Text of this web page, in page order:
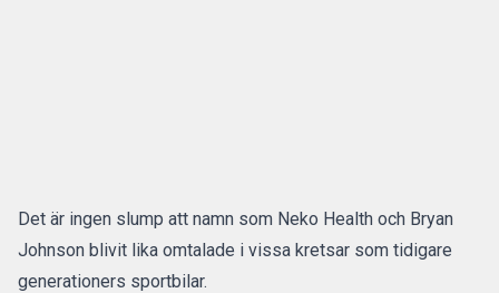
Det är ingen slump att namn som Neko Health och Bryan
Johnson blivit lika omtalade i vissa kretsar som tidigare
generationers sportbilar.